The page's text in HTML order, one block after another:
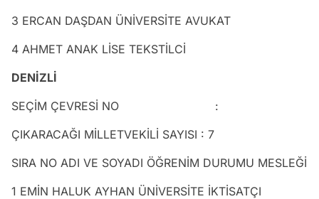
3 ERCAN DAŞDAN ÜNİVERSİTE AVUKAT
4 AHMET ANAK LİSE TEKSTİLCİ
DENİZLİ
SEÇİM ÇEVRESİ NO :
ÇIKARACAĞI MİLLETVEKİLİ SAYISI : 7
SIRA NO ADI VE SOYADI ÖĞRENİM DURUMU MESLEĞİ
1 EMİN HALUK AYHAN ÜNİVERSİTE İKTİSATÇI